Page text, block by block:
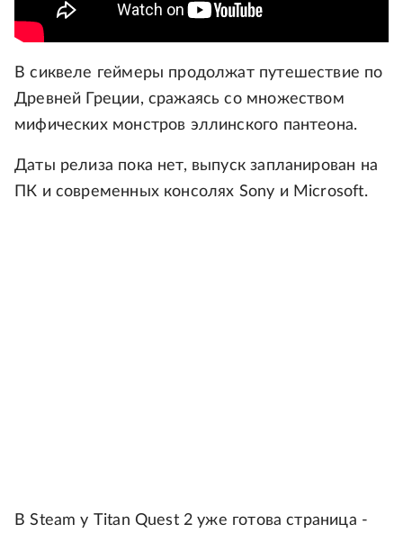
В сиквеле геймеры продолжат путешествие по
Древней Греции, сражаясь со множеством
мифических монстров эллинского пантеона.
Даты релиза пока нет, выпуск запланирован на
ПК и современных консолях Sony и Microsoft.
В Steam у Titan Quest 2 уже готова страница -